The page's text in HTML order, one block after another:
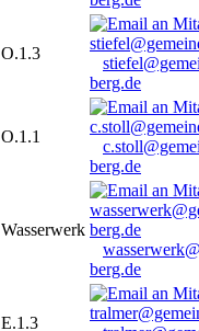
O.1.3
berg.de
O.1.1
berg.de
Wasserwerk
berg.de
E.1.3